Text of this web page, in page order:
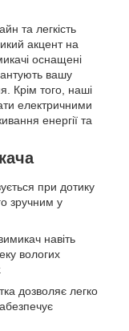
та легкість
акцент на
оснащені
вашу
Крім того, наші
електричними
енергії та
при дотику
зручним у
навіть
вологих
дозволяє легко